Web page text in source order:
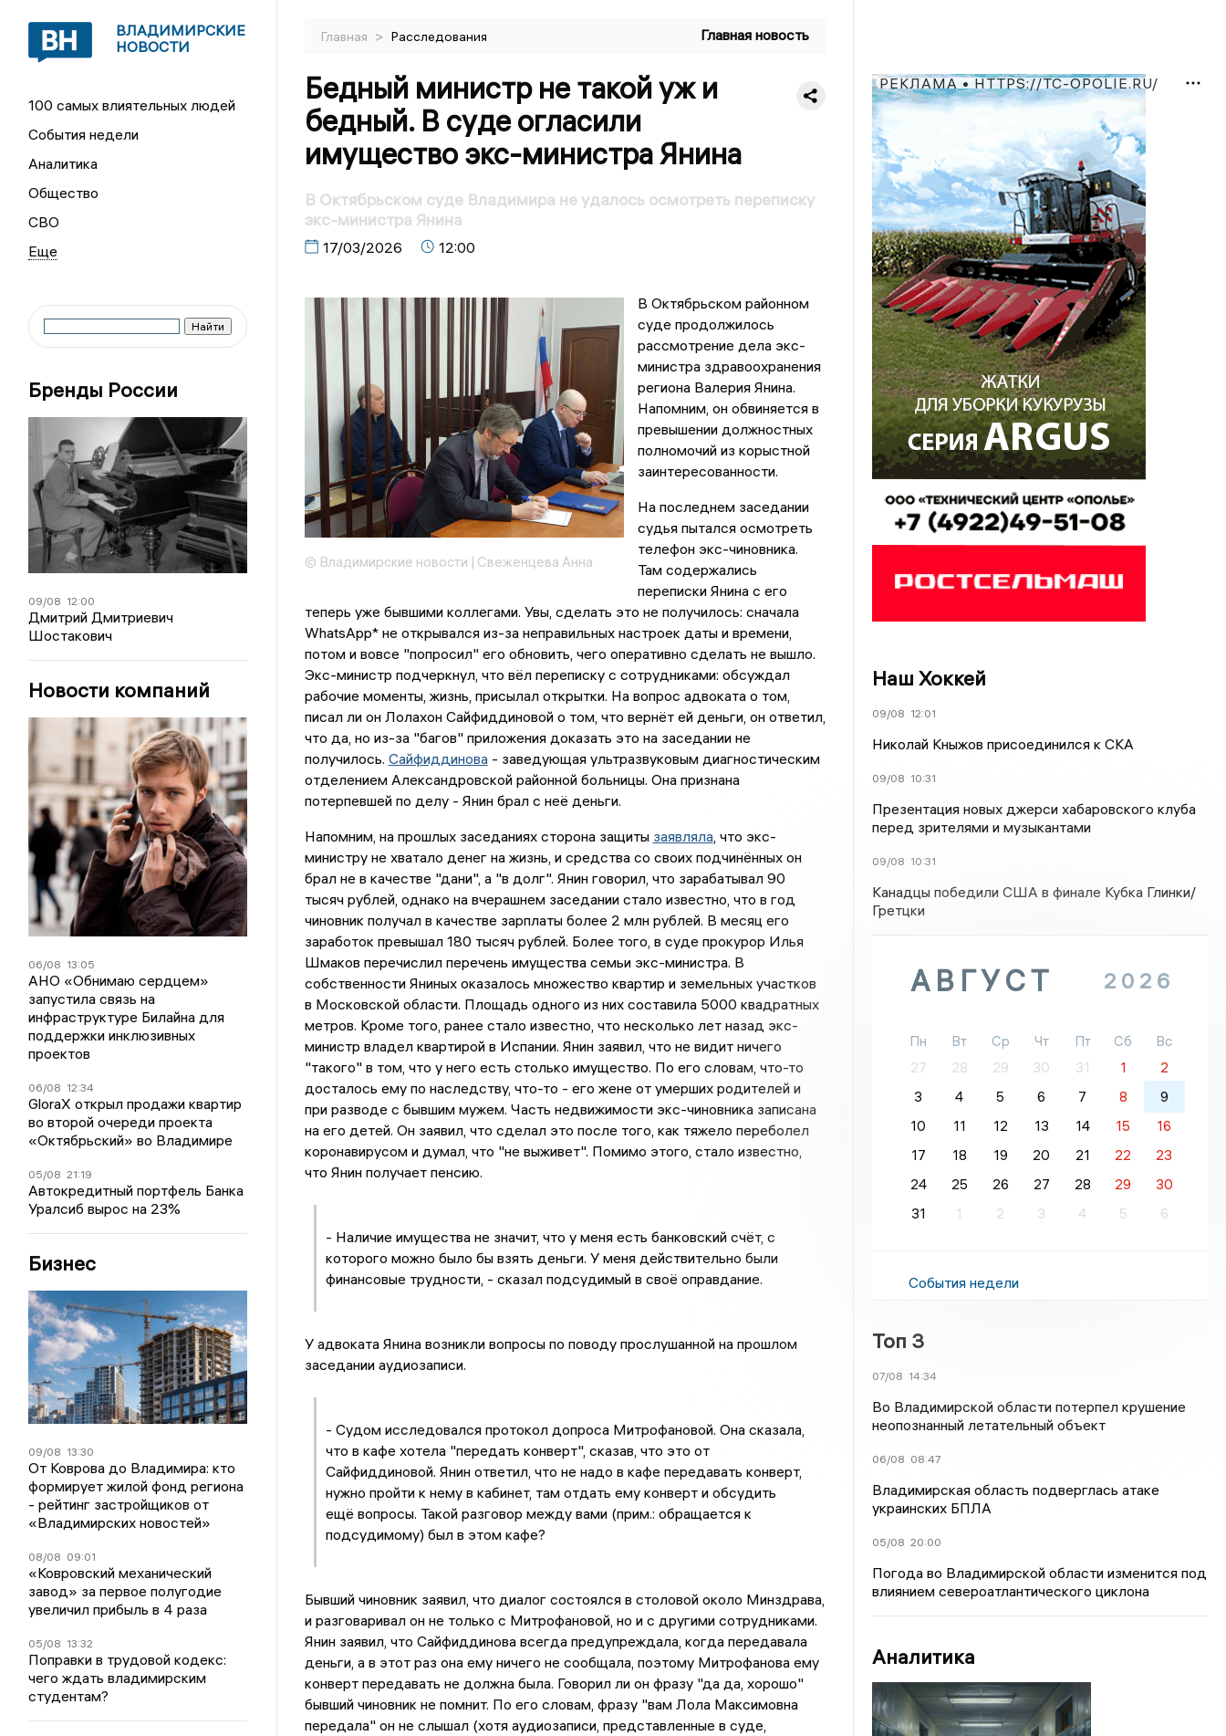
ВЛАДИМИРСКИЕ
НОВОСТИ
100 самых влиятельных людей
События недели
Аналитика
Общество
СВО
Бренды России
09/08 12:00
Дмитрий Дмитриевич
Шостакович
Новости компаний
06/08 13:05
АНО «Обнимаю сердцем»
запустила связь на
инфраструктуре Билайна для
поддержки инклюзивных
проектов
06/08 12:34
GloraX открыл продажи квартир
во второй очереди проекта
«Октябрьский» во Владимире
05/08 21:19
Автокредитный портфель Банка
Уралсиб вырос на 23%
Бизнес
09/08 13:30
От Коврова до Владимира: кто
формирует жилой фонд региона
- рейтинг застройщиков от
«Владимирских новостей»
08/08 09:01
«Ковровский механический
завод» за первое полугодие
увеличил прибыль в 4 раза
05/08 13:32
Поправки в трудовой кодекс:
чего ждать владимирским
студентам?
Главная > Расследования Главная новость
Бедный министр не такой уж и
бедный. В суде огласили
имущество экс-министра Янина
В Октябрьском суде Владимира не удалось осмотреть переписку
экс-министра Янина
17/03/2026 12:00
© Владимирские новости | Свеженцева Анна
В Октябрьском районном
суде продолжилось
рассмотрение дела экс-
министра здравоохранения
региона Валерия Янина.
Напомним, он обвиняется в
превышении должностных
полномочий из корыстной
заинтересованности.
На последнем заседании
судья пытался осмотреть
телефон экс-чиновника.
Там содержались
переписки Янина с его
теперь уже бывшими коллегами. Увы, сделать это не получилось: сначала
WhatsApp* не открывался из-за неправильных настроек даты и времени,
потом и вовсе "попросил" его обновить, чего оперативно сделать не вышло.
Экс-министр подчеркнул, что вёл переписку с сотрудниками: обсуждал
рабочие моменты, жизнь, присылал открытки. На вопрос адвоката о том,
писал ли он Лолахон Сайфиддиновой о том, что вернёт ей деньги, он ответил,
что да, но из-за "багов" приложения доказать это на заседании не
получилось. Сайфиддинова- заведующая ультразвуковым диагностическим
отделением Александровской районной больницы. Она признана
потерпевшей по делу - Янин брал с неё деньги.
Напомним, на прошлых заседаниях сторона защиты заявляла, что экс-
министру не хватало денег на жизнь, и средства со своих подчинённых он
брал не в качестве "дани", а "в долг". Янин говорил, что зарабатывал 90
тысяч рублей, однако на вчерашнем заседании стало известно, что в год
чиновник получал в качестве зарплаты более 2 млн рублей. В месяц его
заработок превышал 180 тысяч рублей. Более того, в суде прокурор Илья
Шмаков перечислил перечень имущества семьи экс-министра. В
собственности Яниных оказалось множество квартир и земельных участков
в Московской области. Площадь одного из них составила 5000 квадратных
метров. Кроме того, ранее стало известно, что несколько лет назад экс-
министр владел квартирой в Испании. Янин заявил, что не видит ничего
"такого" в том, что у него есть столько имущество. По его словам, что-то
досталось ему по наследству, что-то - его жене от умерших родителей и
при разводе с бывшим мужем. Часть недвижимости экс-чиновника записана
на его детей. Он заявил, что сделал это после того, как тяжело переболел
коронавирусом и думал, что "не выживет". Помимо этого, стало известно,
что Янин получает пенсию.
- Наличие имущества не значит, что у меня есть банковский счёт, с
которого можно было бы взять деньги. У меня действительно были
финансовые трудности, - сказал подсудимый в своё оправдание.
У адвоката Янина возникли вопросы по поводу прослушанной на прошлом
заседании аудиозаписи.
- Судом исследовался протокол допроса Митрофановой. Она сказала,
что в кафе хотела "передать конверт", сказав, что это от
Сайфиддиновой. Янин ответил, что не надо в кафе передавать конверт,
нужно пройти к нему в кабинет, там отдать ему конверт и обсудить
ещё вопросы. Такой разговор между вами (прим.: обращается к
подсудимому) был в этом кафе?
Бывший чиновник заявил, что диалог состоялся в столовой около Минздрава,
и разговаривал он не только с Митрофановой, но и с другими сотрудниками.
Янин заявил, что Сайфиддинова всегда предупреждала, когда передавала
деньги, а в этот раз она ему ничего не сообщала, поэтому Митрофанова ему
конверт передавать не должна была. Говорил ли он фразу "да да, хорошо"
бывший чиновник не помнит. По его словам, фразу "вам Лола Максимовна
передала" он не слышал (хотя аудиозаписи, представленные в суде,
РЕКЛАМА • HTTPS://TC-OPOLIE.RU/
Наш Хоккей
09/08 12:01
Николай Кныжов присоединился к СКА
09/08 10:31
Презентация новых джерси хабаровского клуба
перед зрителями и музыкантами
09/08 10:31
Канадцы победили США в финале Кубка Глинки/
Гретцки
АВГУСТ 2026
Пн Вт Ср Чт Пт Сб
Вс
27
28 29 30 31 1
2
3
4 5 6 7 8
9
10
11 12 13 14 15
16
17
18 19 20 21 22
23
24
25 26 27 28 29
30
31
1 2 3 4 5 6
События недели
Топ 3
07/08 14:34
Во Владимирской области потерпел крушение
неопознанный летательный объект
06/08 08:47
Владимирская область подверглась атаке
украинских БПЛА
05/08 20:00
Погода во Владимирской области изменится под
влиянием североатлантического циклона
Аналитика